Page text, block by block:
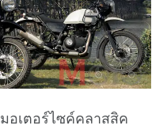
อเตอร์ไซค์คลาสสิค